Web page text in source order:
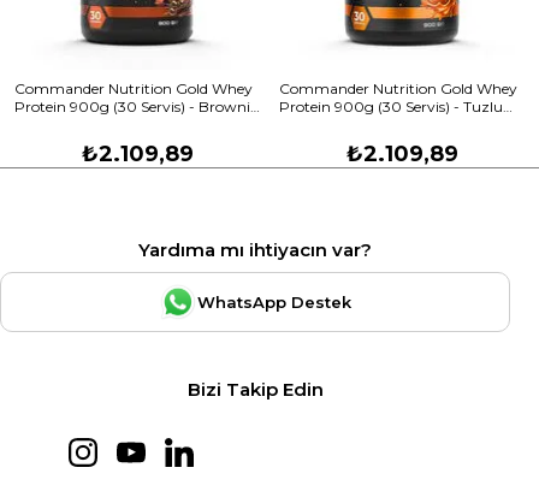
Commander Nutrition Gold Whey
Protein 900g (30 Servis) - Brownie
₺2.109,89
Commander Nutrition Gold Whey
Protein 900g (30 Servis) - Tuzlu
₺2.109,89
Yardıma mı ihtiyacın var?
WhatsApp Destek
Bizi Takip Edin